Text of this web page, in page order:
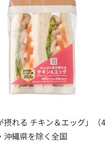
れる チキン＆エッグ」（
縄県を除く全国